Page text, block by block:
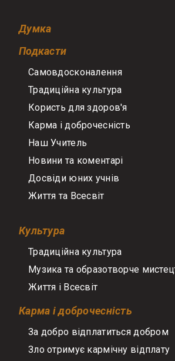
Думка
Подкасти
Самовдосконалення
Традиційна культура
Користь для здоров'я
Карма і доброчесність
Наш Учитель
Новини та коментарі
Досвіди юних учнів
Життя та Всесвіт
Культура
Традиційна культура
Музика та образотворче
Життя і Всесвіт
Карма і доброчесність
За добро відплатиться добром
Зло отримує кармічну відплату